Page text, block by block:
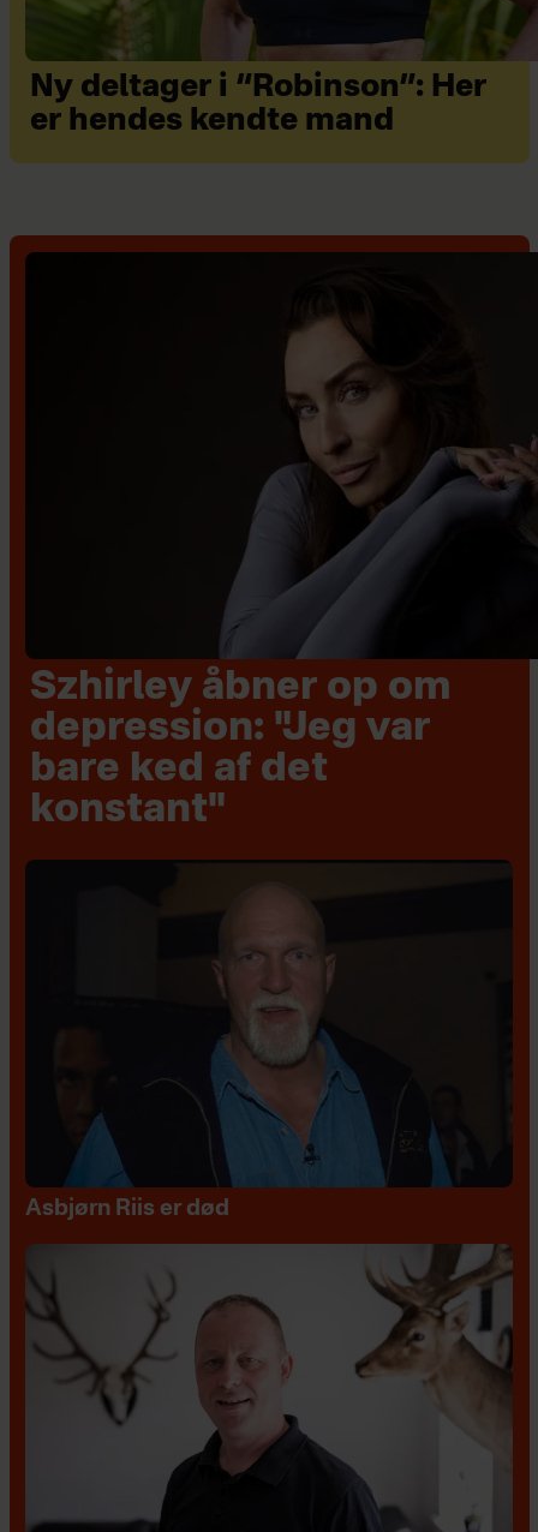
Ny deltager i “Robinson”: Her
er hendes kendte mand
Szhirley åbner op om
depression: "Jeg var
bare ked af det
konstant"
Asbjørn Riis er død